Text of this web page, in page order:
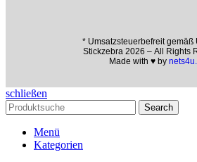
* Umsatzsteuerbefreit gemäß
Stickzebra 2026 – All Rights
Made with ♥ by
schließen
Search
Menü
Kategorien